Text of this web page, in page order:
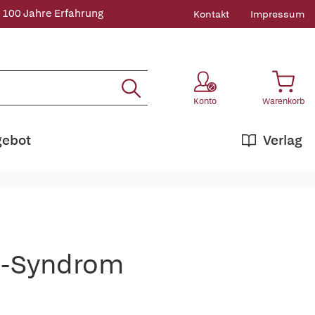
Jahre Erfahrung Kontakt Impressum
Konto Warenkorb
Verlag